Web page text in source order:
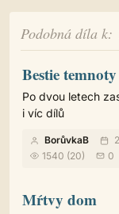
Podobná díla k
Bestie
Po dvou letech
i víc dílů
BorůvkaB
1540 (20)
0
Mŕtvy dom